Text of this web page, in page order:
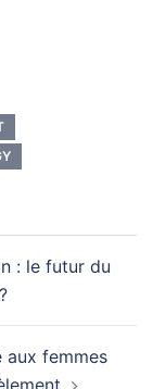
: le futur du
aux femmes